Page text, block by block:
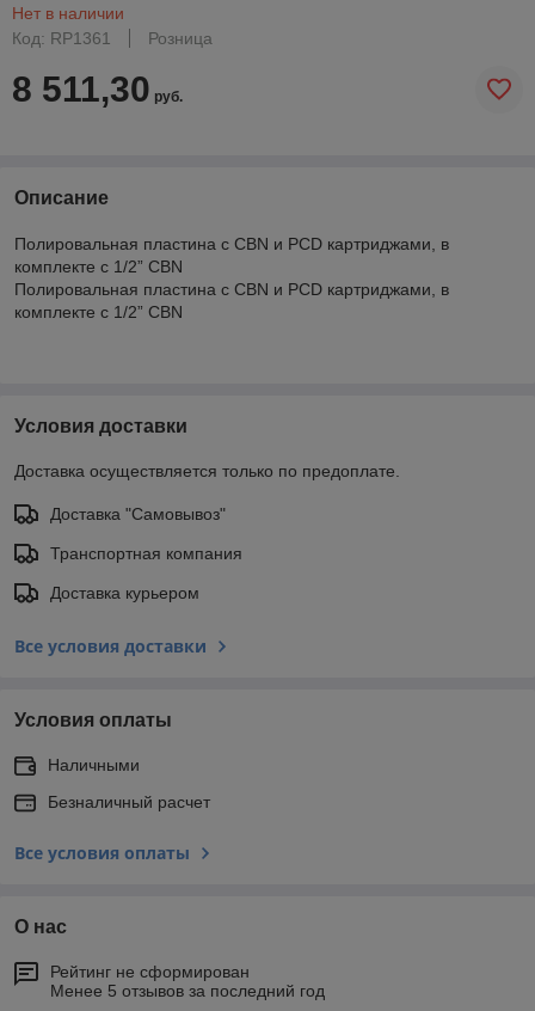
Нет в наличии
Код: RP1361
Розница
8 511,30 руб.
Описание
Полировальная пластина с CBN и PCD картриджами, в
комплекте с 1/2” CBN
Полировальная пластина с CBN и PCD картриджами, в
комплекте с 1/2” CBN
Условия доставки
Доставка осуществляется только по предоплате.
Доставка "Самовывоз"
Транспортная компания
Доставка курьером
Все условия доставки
Условия оплаты
Наличными
Безналичный расчет
Все условия оплаты
О нас
Рейтинг не сформирован
Менее 5 отзывов за последний год